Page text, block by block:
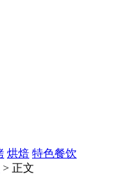
烘焙 特色餐饮
> 正文